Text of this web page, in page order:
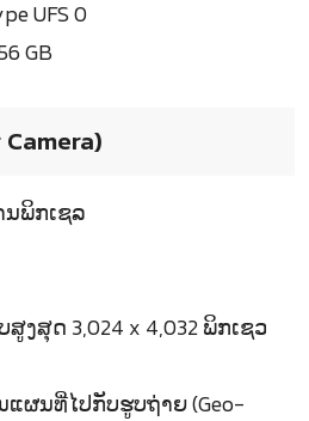
UFS 0
GB
ນພິກເຊລ
ງສຸດ 3,024 x 4,032 ພິກເຊວ
ຜນທີ່ໄປກັບຮູບຖ່າຍ (Geo-